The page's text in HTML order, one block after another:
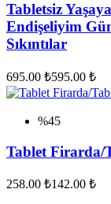
Tabletsiz
Endişeliyim
Sıkıntılar
695.00 ₺595.00 ₺
%45
Tablet Firarda/
258.00 ₺142.00 ₺